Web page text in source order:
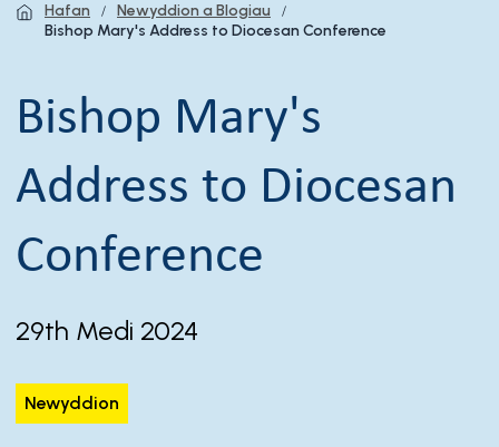
Hafan
Newyddion a Blogiau
Bishop Mary's Address to Diocesan Conference
Bishop Mary's
Address to Diocesan
Conference
29th Medi 2024
Newyddion